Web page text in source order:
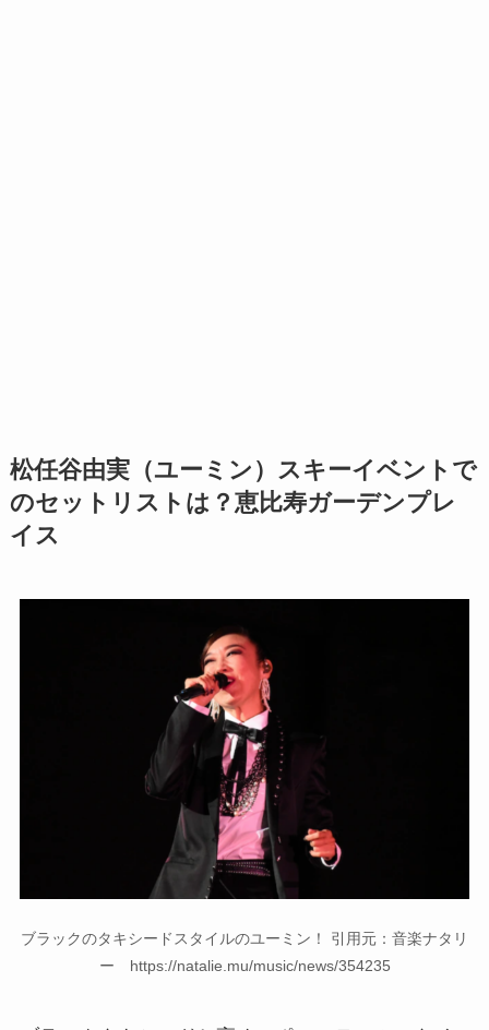
松任谷由実（ユーミン）スキーイベントで
のセットリストは？恵比寿ガーデンプレ
イス
ブラックのタキシードスタイルのユーミン！ 引用元：音楽ナタリ
ー https://natalie.mu/music/news/354235